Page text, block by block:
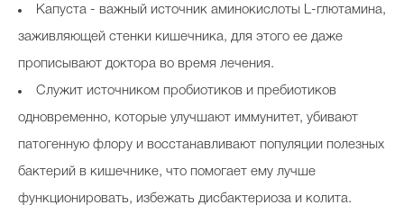
Капуста - важный источник аминокислоты L-глютамина,
заживляющей стенки кишечника, для этого ее даже
прописывают доктора во время лечения.
Служит источником пробиотиков и пребиотиков
одновременно, которые улучшают иммунитет, убивают
патогенную флору и восстанавливают популяции полезных
бактерий в кишечнике, что помогает ему лучше
функционировать, избежать дисбактериоза и колита.